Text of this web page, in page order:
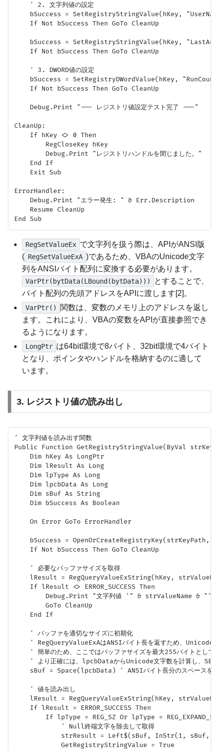
    ' 2. 文字列値の設定
bSuccess = SetRegistryStringValue(hKey,
    If Not bSuccess Then GoTo CleanUp
bSuccess = SetRegistryStringValue(hKey,
    If Not bSuccess Then GoTo CleanUp
    ' 3. DWORD値の設定
bSuccess = SetRegistryDWordValue(hKey,
    If Not bSuccess Then GoTo CleanUp
    Debug.Print "--- レジストリ値設定テスト完了 ---"
CleanUp:
    If hKey <> 0 Then
        RegCloseKey hKey
        Debug.Print "レジストリハンドルを閉じました。"
    End If
    Exit Sub
ErrorHandler:
    Debug.Print "エラー発生: " & Err.Description
    Resume CleanUp
RegSetValueEx で文字列を扱う際は、APIがANSI版
( RegSetValueExA )であるため、VBAのUnicode文字
列をANSIバイト配列に変換する必要があります。
VarPtr(bytData(LBound(bytData)))
とすることで、
バイト配列の先頭アドレスをAPIに渡します[2]。
VarPtr()
関数は、変数のメモリ上のアドレスを返し
ます。これにより、VBAの変数をAPIが直接参照でき
るようになります。
LongPtr は64bit環境で8バイト、32bit環境で4バイト
となり、ポインタやハンドルを格納するのに適して
います。
3. レジストリ値の読み出し
' 文字列値を読み出す関数
Public Function GetRegistryStringValue(ByVal
    Dim hKey As LongPtr
    Dim lResult As Long
    Dim lpType As Long
    Dim lpcbData As Long
    Dim sBuf As String
    Dim bSuccess As Boolean
    On Error GoTo ErrorHandler
bSuccess = OpenOrCreateRegistryKey(strKeyPath,
    If Not bSuccess Then GoTo CleanUp
    ' 必要なバッファサイズを取得
lResult = RegQueryValueExString(hKey,
    If lResult <> ERROR_SUCCESS Then
Debug.Print "文字列値 '" & strValueName & "' の
        GoTo CleanUp
    End If
    ' バッファを適切なサイズに初期化
' RegQueryValueExAはANSIバイト長を返すため、Unicodeの
' 簡単のため、ここではバッファサイズを最大255バイトとして
' より正確には、lpcbDataからUnicode文字数を計算し、
sBuf = Space(lpcbData) ' ANSIバイト長分のスペースを
    ' 値を読み出し
lResult = RegQueryValueExString(hKey,
    If lResult = ERROR_SUCCESS Then
If lpType = REG_SZ Or lpType =
            ' Null終端文字を除去して取得
strResult = Left$(sBuf, InStr(1, sBuf,
            GetRegistryStringValue = True